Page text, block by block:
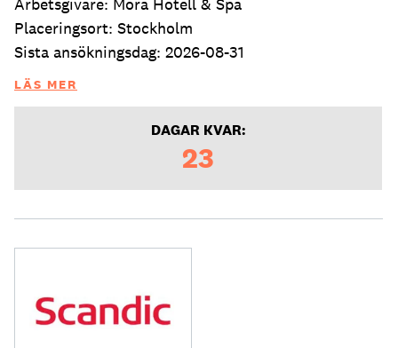
Placeringsort: Stockholm
Sista ansökningsdag: 2026-08-31
LÄS MER
DAGAR KVAR:
23